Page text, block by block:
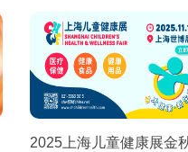
2025上海儿童健康展金